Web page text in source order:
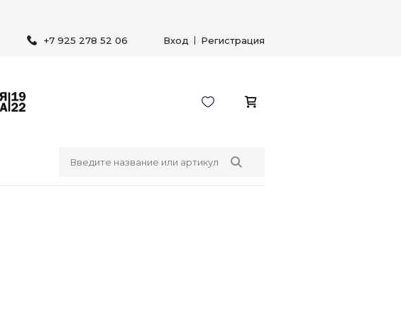
+7 925 278 52 06 Вход Регистрация